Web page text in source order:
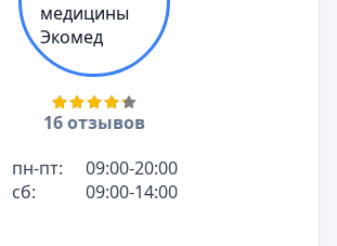
16 отзывов
пн-пт:
09:00-20:00
сб:
09:00-14:00